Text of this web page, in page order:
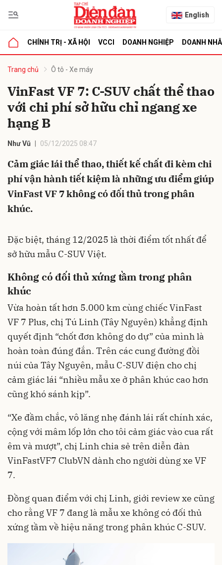
English
CHÍNH TRỊ - XÃ HỘI VCCI DOANH NGHIỆP DOANH
Trang chủ Ô tô - Xe máy
VinFast VF 7: C-SUV chất thể thao
với chi phí sở hữu chỉ ngang xe
hạng B
Như Vũ 05/12/2025 08:47
Cảm giác lái thể thao, thiết kế chất đi kèm chi
phí vận hành tiết kiệm là những ưu điểm giúp
VinFast VF 7 không có đối thủ trong phân
khúc.
Đặc biệt, tháng 12/2025 là thời điểm tốt nhất để
sở hữu mẫu C-SUV Việt.
Không có đối thủ xứng tầm trong phân
khúc
Vừa hoàn tất hơn 5.000 km cùng chiếc VinFast
VF 7 Plus, chị Tú Linh (Tây Nguyên) khẳng định
quyết định “chốt đơn không do dự” của mình là
hoàn toàn đúng đắn. Trên các cung đường đồi
núi của Tây Nguyên, mẫu C-SUV điện cho chị
cảm giác lái “nhiều mẫu xe ở phân khúc cao hơn
cũng khó sánh kịp”.
“Xe đầm chắc, vô lăng nhẹ đánh lái rất chính xác,
cộng với mâm lốp lớn cho tôi cảm giác vào cua rất
êm và mượt”, chị Linh chia sẻ trên diễn đàn
VinFastVF7 ClubVN dành cho người dùng xe VF
7.
Đồng quan điểm với chị Linh, giới review xe cũng
cho rằng VF 7 đang là mẫu xe không có đối thủ
xứng tầm về hiệu năng trong phân khúc C-SUV.
luận
Hủy